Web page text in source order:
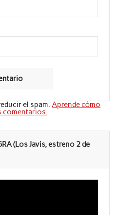
el spam.Aprende cómo
comentarios.
(Los Javis, estreno 2 de